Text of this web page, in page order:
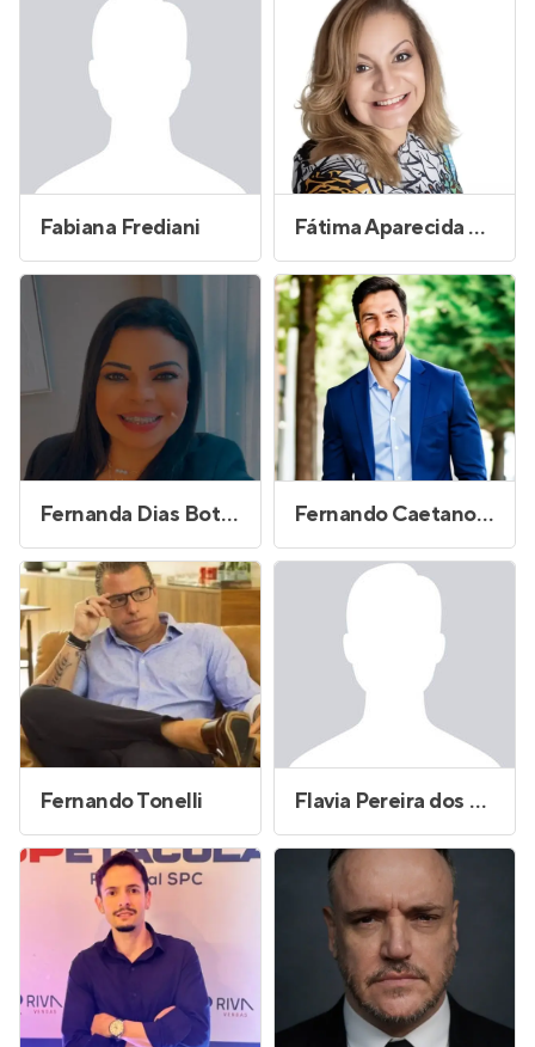
Fabiana Frediani Fátima Aparecida Viveiros Valente
Fernanda Dias Botelho Fernando Caetano de Barros Lima
Fernando Tonelli Flavia Pereira dos Santos